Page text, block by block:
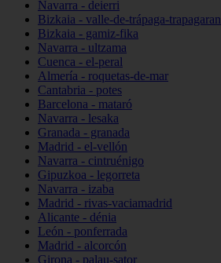
Navarra - deierri
Bizkaia - valle-de-trápaga-trapagaran
Bizkaia - gamiz-fika
Navarra - ultzama
Cuenca - el-peral
Almería - roquetas-de-mar
Cantabria - potes
Barcelona - mataró
Navarra - lesaka
Granada - granada
Madrid - el-vellón
Navarra - cintruénigo
Gipuzkoa - legorreta
Navarra - izaba
Madrid - rivas-vaciamadrid
Alicante - dénia
León - ponferrada
Madrid - alcorcón
Girona - palau-sator